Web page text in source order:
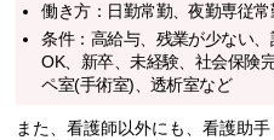
働き方：日勤常勤、夜勤専従
条件：高給与、残業が少ない
OK、新卒、未経験、社会保険
ペ室(手術室)、透析室など
また、看護師以外にも、看護助